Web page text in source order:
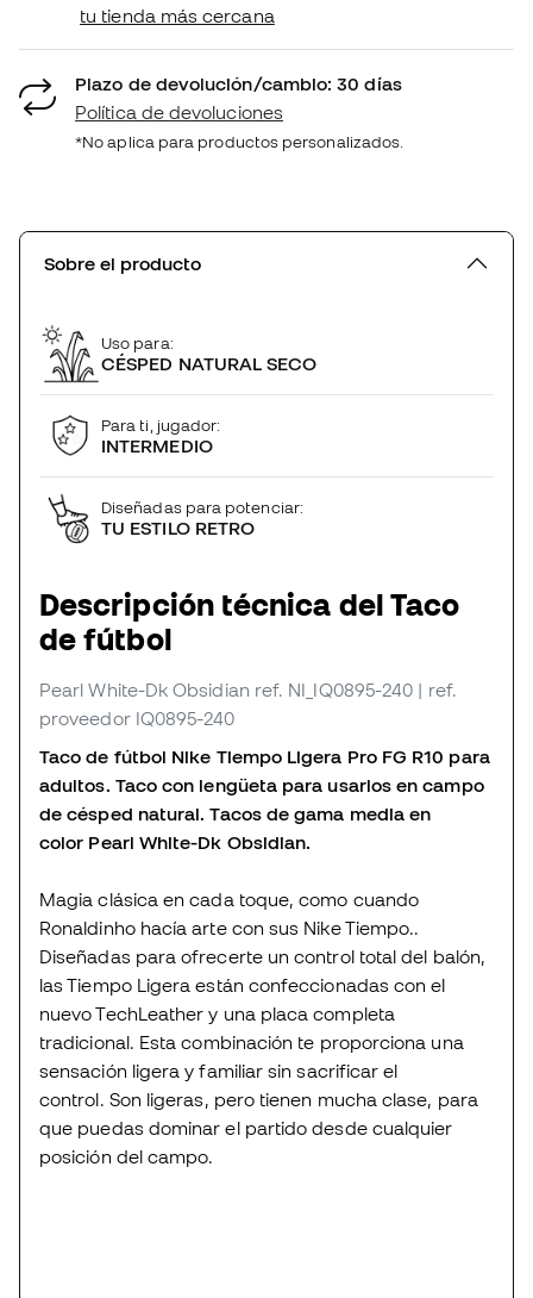
tu tienda más cercana
Plazo de devolución/cambio: 30 días
Política de devoluciones
*No aplica para productos personalizados.
Sobre el producto
Uso para:
CÉSPED NATURAL SECO
Para ti, jugador:
INTERMEDIO
Diseñadas para potenciar:
TU ESTILO RETRO
Descripción técnica del Taco
de fútbol
Pearl White-Dk Obsidian ref. NI_IQ0895-240 | ref.
proveedor IQ0895-240
Taco de fútbol Nike Tiempo Ligera Pro FG R10 para
adultos. Taco con lengüeta para usarlos en campo
de césped natural. Tacos de gama media en
color Pearl White-Dk Obsidian.
Magia clásica en cada toque, como cuando
Ronaldinho hacía arte con sus Nike Tiempo..
Diseñadas para ofrecerte un control total del balón,
las Tiempo Ligera están confeccionadas con el
nuevo TechLeather y una placa completa
tradicional. Esta combinación te proporciona una
sensación ligera y familiar sin sacrificar el
control. Son ligeras, pero tienen mucha clase, para
que puedas dominar el partido desde cualquier
posición del campo.